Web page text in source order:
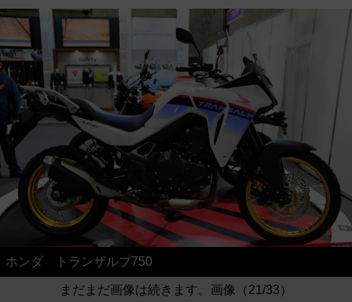
ホンダ トランザルプ750
まだまだ画像は続きます。画像（21/33）